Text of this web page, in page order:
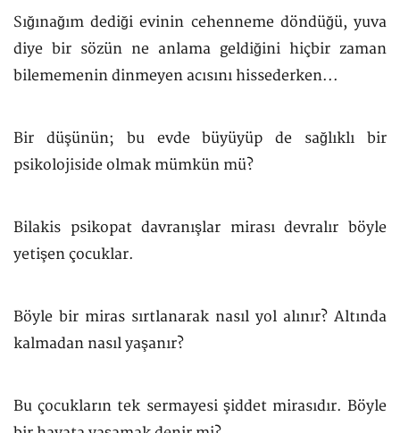
Sığınağım dediği evinin cehenneme döndüğü, yuva
diye bir sözün ne anlama geldiğini hiçbir zaman
bilememenin dinmeyen acısını hissederken...
Bir düşünün; bu evde büyüyüp de sağlıklı bir
psikolojiside olmak mümkün mü?
Bilakis psikopat davranışlar mirası devralır böyle
yetişen çocuklar.
Böyle bir miras sırtlanarak nasıl yol alınır? Altında
kalmadan nasıl yaşanır?
Bu çocukların tek sermayesi şiddet mirasıdır. Böyle